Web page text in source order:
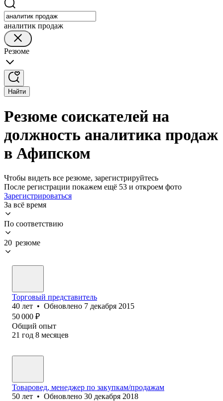
аналитик продаж
Резюме
Найти
Резюме соискателей на
должность аналитика продаж
в Афипском
Чтобы видеть все резюме, зарегистрируйтесь
После регистрации покажем ещё 53 и откроем фото
Зарегистрироваться
За всё время
По соответствию
20 резюме
Торговый представитель
40 лет • Обновлено 7 декабря 2015
50 000 ₽
Общий опыт
21 год 8 месяцев
Товаровед, менеджер по закупкам/продажам
50 лет • Обновлено 30 декабря 2018